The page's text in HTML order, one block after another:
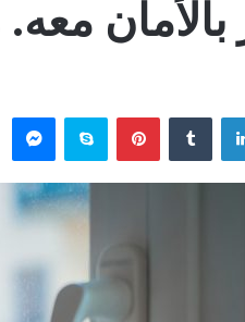
بالأمان
لينكدإن بينتيريستسكايب